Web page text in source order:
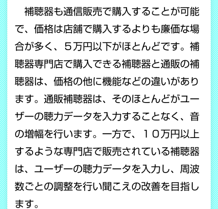
補聴器も通信販売で購入することが可能
で、価格は店舗で購入するよりも廉価な場
合が多く、５万円以下がほとんどです。補
聴器専門店で購入できる補聴器と通販の補
聴器は、価格の他に機能などの違いがあり
ます。通販補聴器は、そのほとんどがユー
ザーの聴力データを入力することなく、音
の増幅を行います。一方で、１０万円以上
するような専門店で販売されている補聴器
は、ユーザーの聴力データを入力し、周波
数ごとの調整を行い聞こえの改善を目指し
ます。